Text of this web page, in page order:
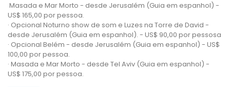
Masada e Mar Morto - desde Jerusalém (Guia em espanhol) -
US$ 165,00 por pessoa.
· Opcional Noturno show de som e Luzes na Torre de David -
desde Jerusalém (Guia em espanhol). - US$ 90,00 por pessosa
· Opcional Belém - desde Jerusalém (Guia em espanhol) - US$
100,00 por pessoa.
· Masada e Mar Morto - desde Tel Aviv (Guia em espanhol) -
US$ 175,00 por pessoa.